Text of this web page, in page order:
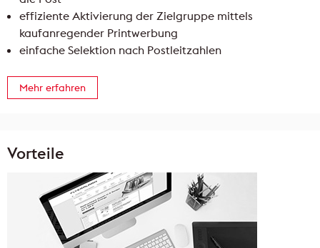
effiziente Aktivierung der Zielgruppe mittels
kaufanregender Printwerbung
einfache Selektion nach Postleitzahlen
Mehr erfahren
Vorteile